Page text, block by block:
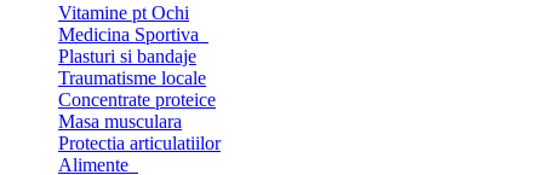
Vitamine pt Ochi
Medicina Sportiva
Plasturi si bandaje
Traumatisme locale
Concentrate proteice
Masa musculara
Protectia articulatiilor
Alimente